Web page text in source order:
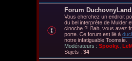
Forum DuchovnyLand
Vous cherchez un endroit
du bel interprète de Mulder
cinoche ?! Bah, vous avez
porte. Ce forum est lié à
notre infatiguable Toomsie.
Modérateurs : Spooky.
Sujets : 34